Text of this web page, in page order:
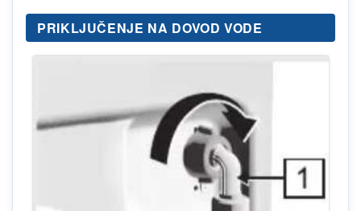
PRIKLJUČENJE NA DOVOD VODE